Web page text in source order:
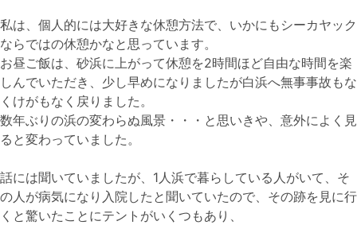
私は、個人的には大好きな休憩方法で、いかにもシーカヤック
ならではの休憩かなと思っています。
お昼ご飯は、砂浜に上がって休憩を2時間ほど自由な時間を楽
しんでいただき、少し早めになりましたが白浜へ無事事故もな
くけがもなく戻りました。
数年ぶりの浜の変わらぬ風景・・・と思いきや、意外によく見
ると変わっていました。
話には聞いていましたが、1人浜で暮らしている人がいて、そ
の人が病気になり入院したと聞いていたので、その跡を見に行
くと驚いたことにテントがいくつもあり、